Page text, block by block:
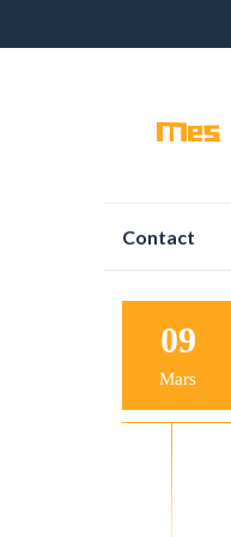
Contact
09
Mars